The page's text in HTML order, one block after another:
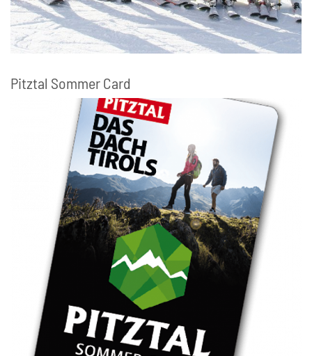
Pitztal Sommer Card